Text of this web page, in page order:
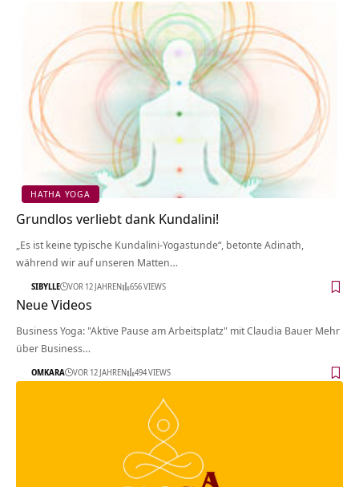
HATHA YOGA
Grundlos verliebt dank Kundalini!
„Es ist keine typische Kundalini-Yogastunde“, betonte Adinath,
während wir auf unseren Matten…
SIBYLLE VOR 12 JAHREN 656 VIEWS
Neue Videos
Business Yoga: "Aktive Pause am Arbeitsplatz" mit Claudia Bauer Mehr
über Business…
OMKARA VOR 12 JAHREN 494 VIEWS